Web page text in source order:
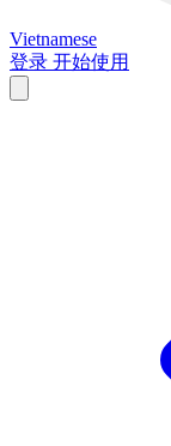
Vietnamese
登录 开始使用